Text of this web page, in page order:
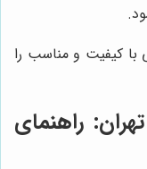
با کیفیت و مناسب را
راهنمای